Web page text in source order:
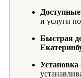
и услуги
Быстрая